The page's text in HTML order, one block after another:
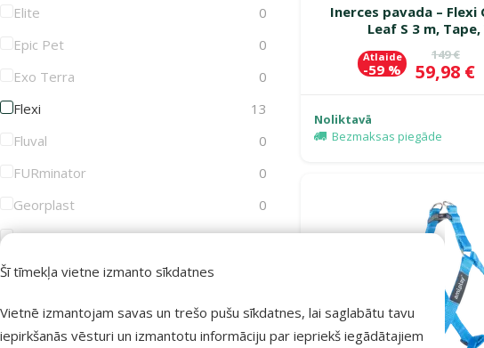
Šī tīmekļa vietne izmanto sīkdatnes
Vietnē izmantojam savas un trešo pušu sīkdatnes, lai saglabātu tavu
iepirkšanās vēsturi un izmantotu informāciju par iepriekš iegādātajiem
Elite
0
Epic Pet
0
Exo Terra
0
Flexi
13
Fluval
0
FURminator
0
Georplast
0
GimDog
0
Groom Professional
Juwel
0
Inerces pavada – Flexi
Leaf S 3 m,
Oriģinālā
149 €
Cena
59,98 €
Atlaide
-59 %
Noliktavā
Bezmaksas piegāde